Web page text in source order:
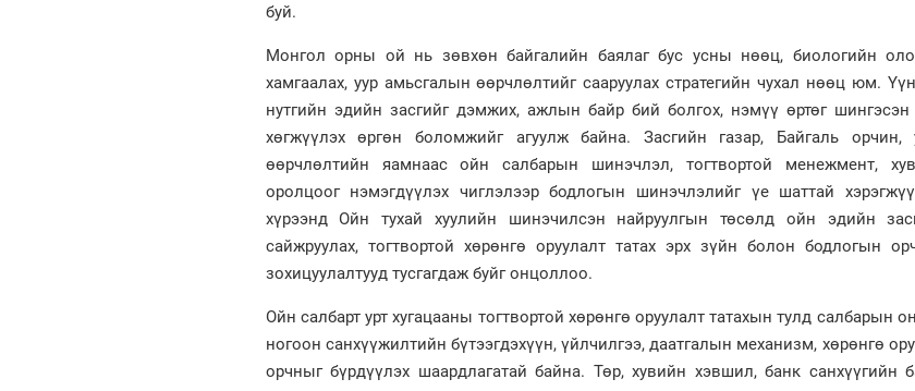
буй.
Монгол орны ой нь зөвхөн байгалийн баялаг бус усны нөөц, биологийн
хамгаалах, уур амьсгалын өөрчлөлтийг сааруулах стратегийн чухал нөөц юм.
нутгийн эдийн засгийг дэмжих, ажлын байр бий болгох, нэмүү өртөг шингэсэн
хөгжүүлэх өргөн боломжийг агуулж байна. Засгийн газар, Байгаль орчин,
өөрчлөлтийн яамнаас ойн салбарын шинэчлэл, тогтвортой менежмент,
оролцоог нэмэгдүүлэх чиглэлээр бодлогын шинэчлэлийг үе шаттай
хүрээнд Ойн тухай хуулийн шинэчилсэн найруулгын төсөлд ойн эдийн
сайжруулах, тогтвортой хөрөнгө оруулалт татах эрх зүйн болон бодлогын
зохицуулалтууд тусгагдаж буйг онцоллоо.
Ойн салбарт урт хугацааны тогтвортой хөрөнгө оруулалт татахын тулд салбарын
ногоон санхүүжилтийн бүтээгдэхүүн, үйлчилгээ, даатгалын механизм, хөрөнгө
орчныг бүрдүүлэх шаардлагатай байна. Төр, хувийн хэвшил, банк санхүүгийн